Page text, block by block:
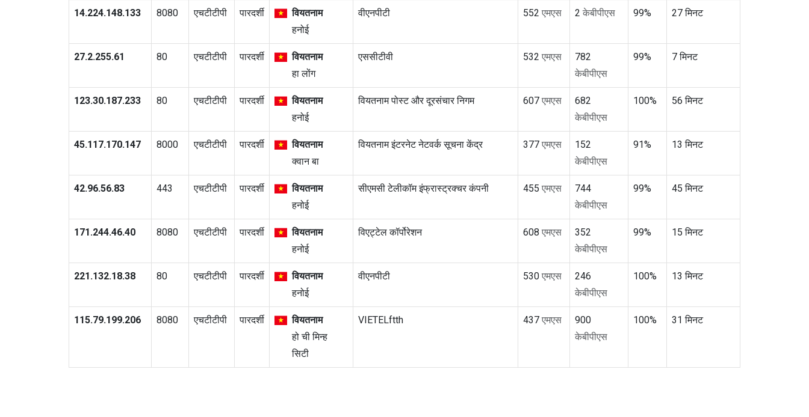
14.224.148.133 8080 एचटीटीपी पारदर्शी
वियतनाम
हनोई
वीएनपीटी 552 एमएस 2 केबीपीएस 99% 27 मिनट
27.2.255.61 80 एचटीटीपी पारदर्शी
वियतनाम
हा लोंग
एससीटीवी 532 एमएस
782
केबीपीएस
99% 7 मिनट
123.30.187.233 80 एचटीटीपी पारदर्शी
वियतनाम
हनोई
वियतनाम पोस्ट और दूरसंचार निगम 607 एमएस
682
केबीपीएस
100% 56 मिनट
45.117.170.147 8000 एचटीटीपी पारदर्शी
वियतनाम
क्वान बा
वियतनाम इंटरनेट नेटवर्क सूचना केंद्र 377 एमएस
152
केबीपीएस
91% 13 मिनट
42.96.56.83 443 एचटीटीपी पारदर्शी
वियतनाम
हनोई
सीएमसी टेलीकॉम इंफ्रास्ट्रक्चर कंपनी 455 एमएस
744
केबीपीएस
99% 45 मिनट
171.244.46.40 8080 एचटीटीपी पारदर्शी
वियतनाम
हनोई
विएट्टेल कॉर्पोरेशन 608 एमएस
352
केबीपीएस
99% 15 मिनट
221.132.18.38 80 एचटीटीपी पारदर्शी
वियतनाम
हनोई
वीएनपीटी 530 एमएस
246
केबीपीएस
100% 13 मिनट
115.79.199.206 8080 एचटीटीपी पारदर्शी
वियतनाम
हो ची मिन्ह
सिटी
VIETELftth 437 एमएस
900
केबीपीएस
100% 31 मिनट